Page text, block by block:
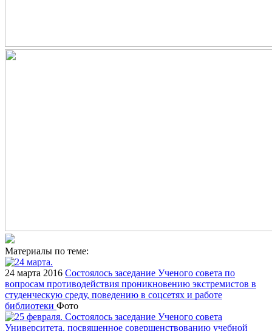
Материалы по теме:
24 марта 2016 Состоялось заседание Ученого совета по
вопросам противодействия проникновению экстремистов в
студенческую среду, поведению в соцсетях и работе
библиотеки Фото